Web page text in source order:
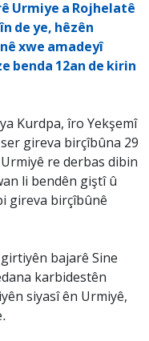
Urmiye a Rojhelatê
de ye, hêzên
xwe amadeyî
benda 12an de kirin
Kurdpa, îro Yekşemî
ser gireva birçîbûna 29
re derbas dibin
li bendên giştî û
gireva birçîbûnê
bajarê Sine
karbidestên
siyasî ên Urmiyê,